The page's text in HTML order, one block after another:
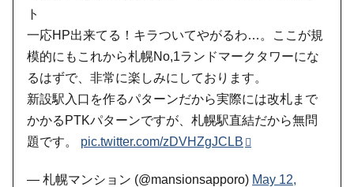
ト
一応HP出来てる！キラついてやがるわ…。ここが規
模的にもこれから札幌No,1ランドマークタワーにな
るはずで、非常に楽しみにしております。
新設駅入口を作るパターンだから実際には改札まで
かかるPTKパターンですが、札幌駅直結だから無問
題です。 pic.twitter.com/zDVHZgJCLB
— 札幌マンション (@mansionsapporo) May 12,